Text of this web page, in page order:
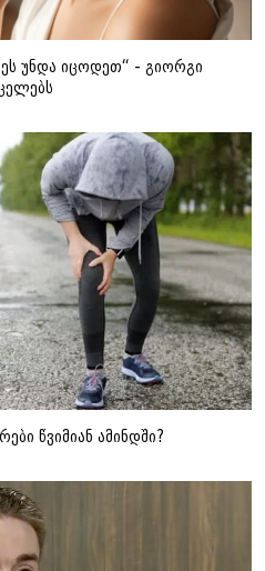
ეს უნდა იცოდეთ“ - გიორგი
წვიმიან ამინდში?